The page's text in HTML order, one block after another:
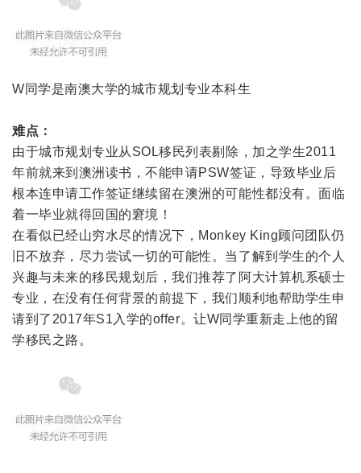
W同学是南澳大学的城市规划专业本科生
难点：
由于城市规划专业从SOL移民列表剔除，加之学生2011
年前就来到澳洲读书，不能申请PSW签证，导致毕业后
根本连申请工作签证继续留在澳洲的可能性都没有。面临
着一毕业就得回国的窘境！
在看似已经山穷水尽的情况下，Monkey King顾问团队仍
旧不放弃，尽力尝试一切的可能性。当了解到学生的个人
兴趣与未来的移民规划后，我们推荐了阿大计算机系硕士
专业，在没有任何背景的前提下，我们顺利地帮助学生申
请到了2017年S1入学的offer。让W同学重新走上他的留
学移民之路。